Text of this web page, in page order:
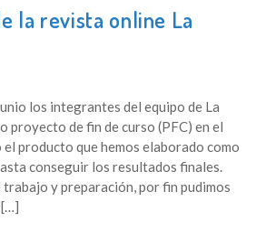
la revista online La
los integrantes del equipo de La
proyecto de fin de curso (PFC) en el
producto que hemos elaborado como
conseguir los resultados finales.
trabajo y preparación, por fin pudimos